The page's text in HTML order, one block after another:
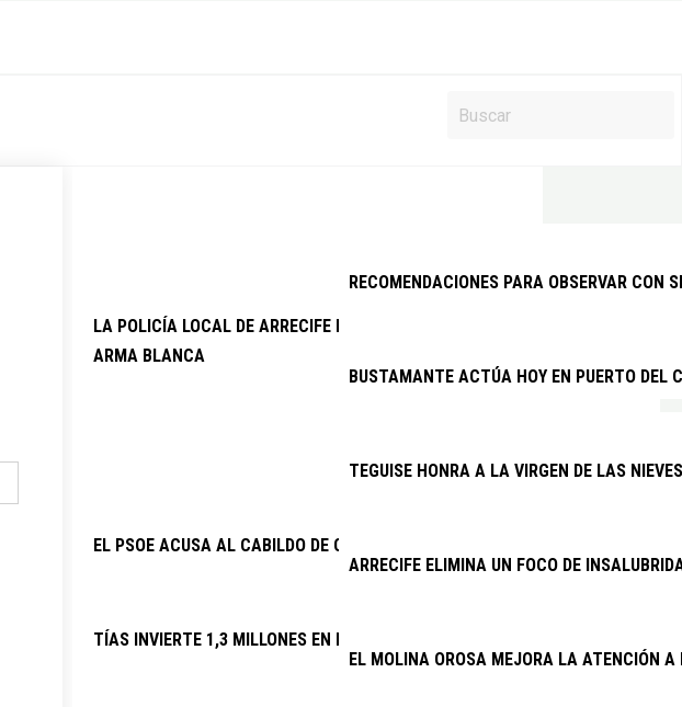
LA POLICÍA LOCAL DE ARRECIFE DETIENE A DOS VARONES EXTRANJEROS
ARMA BLANCA
EL PSOE ACUSA AL CABILDO DE CONOCER DESDE 2025 EL DERRIBO DE LA
TÍAS INVIERTE 1,3 MILLONES EN RENOVAR EL ALUMBRADO DE 32 VÍAS
RECOMENDACIONES PARA OBSERVAR CON
BUSTAMANTE ACTÚA HOY EN PUERTO DEL
TEGUISE HONRA A LA VIRGEN DE LAS
ARRECIFE ELIMINA UN FOCO DE
EL MOLINA OROSA MEJORA LA ATENCIÓN